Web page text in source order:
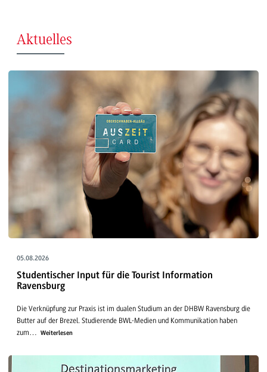
Aktuelles
05.08.2026
Studentischer Input für die Tourist Information
Ravensburg
Die Verknüpfung zur Praxis ist im dualen Studium an der DHBW Ravensburg die
Butter auf der Brezel. Studierende BWL-Medien und Kommunikation haben
zum…
Weiterlesen